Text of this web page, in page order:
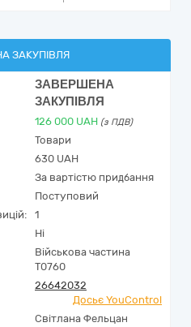
ЗАКУПІВЛЯ
ЗАВЕРШЕНА
ЗАКУПІВЛЯ
126 000 UAH (з ПДВ)
Товари
630 UAH
За вартістю придбання
Поступовий
1
Ні
Військова частина
Т0760
26642032
Досьє YouControl
Світлана Фельцан